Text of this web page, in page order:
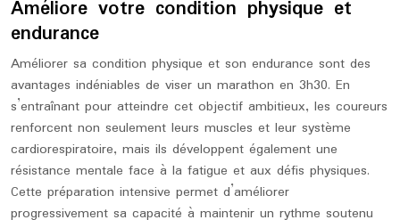
Améliore votre condition physique et
endurance
Améliorer sa condition physique et son endurance sont des
avantages indéniables de viser un marathon en 3h30. En
s’entraînant pour atteindre cet objectif ambitieux, les coureurs
renforcent non seulement leurs muscles et leur système
cardiorespiratoire, mais ils développent également une
résistance mentale face à la fatigue et aux défis physiques.
Cette préparation intensive permet d’améliorer
progressivement sa capacité à maintenir un rythme soutenu